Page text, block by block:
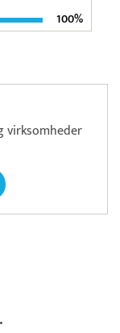
100%
virksomheder